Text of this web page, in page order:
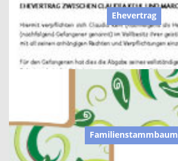
Ehevertrag
Familienstammbaum